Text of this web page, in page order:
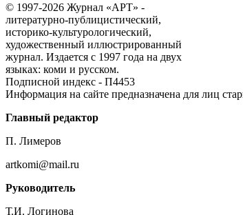
© 1997-2026 Журнал «АРТ» -
литературно-публицистический,
историко-культурологический,
художественный иллюстрированный
журнал. Издается с 1997 года на двух
языках: коми и русском.
Подписной индекс - П4453
Информация на сайте предназначена для лиц
Главный редактор
П. Лимеров
artkomi@mail.ru
Руководитель
Т.И. Логинова